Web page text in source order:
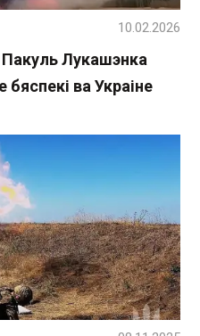
Лукашэнка
ва Украіне
10.02.2026